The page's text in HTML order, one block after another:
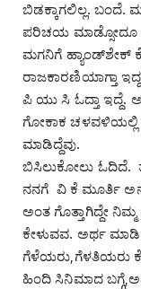
ಬಿಡಕ್ಕಾಗಲಿಲ್ಲ. ಬಂದೆ.
ಪರಿಚಯ ಮಾಡ್ಸೋದೂ
ಮಗನಿಗೆ ಹ್ಯಾಂಡ್‌ಶೇಕ್
ರಾಜಕಾರಣಿಯಾಗ್ತಾ
ಪಿ ಯು ಸಿ ಓದ್ತಾ ಇದ್ದೆ.
ಗೋಕಾಕ ಚಳವಳಿಯಲ್ಲಿ
ಮಾಡಿದ್ದೆವು.
ಬಿಸಿಲುಕೋಲು ಓದಿದೆ.
ನನಗೆ ವಿ ಕೆ ಮೂರ್ತಿ
ಅಂತ ಗೊತ್ತಾಗಿದ್ದೇ
ಕೇಳುವವ. ಅರ್ಥ
ಗೆಳೆಯರು,ಗೆಳತಿಯರು
ಹಿಂದಿ ಸಿನಿಮಾದ